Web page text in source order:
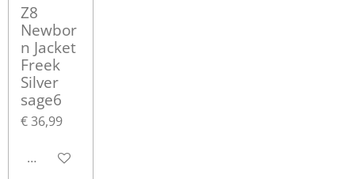
Z8
Newbor
n Jacket
Freek
Silver
sage6
€ 36,99
Houd mij op de hoogte